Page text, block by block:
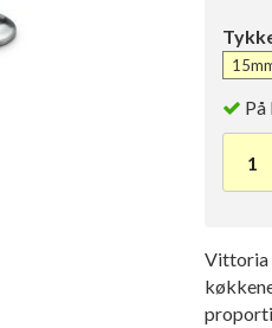
På
Vittoria